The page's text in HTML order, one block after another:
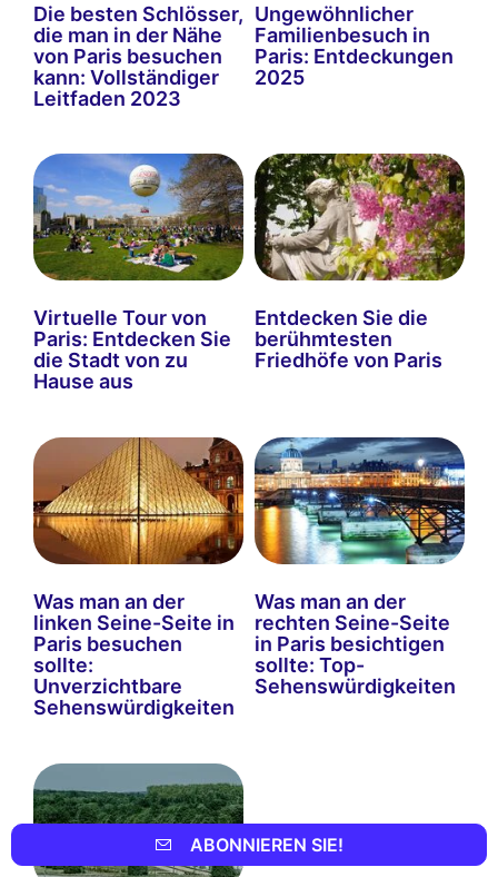
Die besten Schlösser,
die man in der Nähe
von Paris besuchen
kann: Vollständiger
Leitfaden 2023
Ungewöhnlicher
Familienbesuch in
Paris: Entdeckungen
2025
Virtuelle Tour von
Paris: Entdecken Sie
die Stadt von zu
Hause aus
Entdecken Sie die
berühmtesten
Friedhöfe von Paris
Was man an der
linken Seine-Seite in
Paris besuchen
sollte:
Unverzichtbare
Sehenswürdigkeiten
Was man an der
rechten Seine-Seite
in Paris besichtigen
sollte: Top-
Sehenswürdigkeiten
ABONNIEREN SIE!